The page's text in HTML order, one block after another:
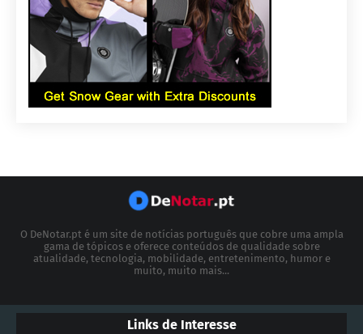
O DeNotar.pt é um site de notícias português que cobre uma ampla
gama de tópicos e oferece conteúdos de qualidade sobre
atualidade, tecnologia, mobilidade, entretenimento, humor e
muito, muito mais...
Links de Interesse